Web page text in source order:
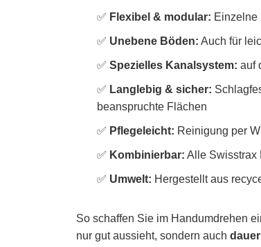
✅ Flexibel & modular: Einzelne
✅ Unebene Böden: Auch für
✅ Spezielles Kanalsystem: auf
✅ Langlebig & sicher:
beanspruchte Flächen
✅ Pflegeleicht: Reinigung per
✅ Kombinierbar: Alle Swisstrax
✅ Umwelt: Hergestellt aus
So schaffen Sie im Handumdrehen
nur gut aussieht, sondern auch